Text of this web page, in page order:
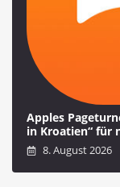
Apples
in Kroatien“ für
8. August 2026